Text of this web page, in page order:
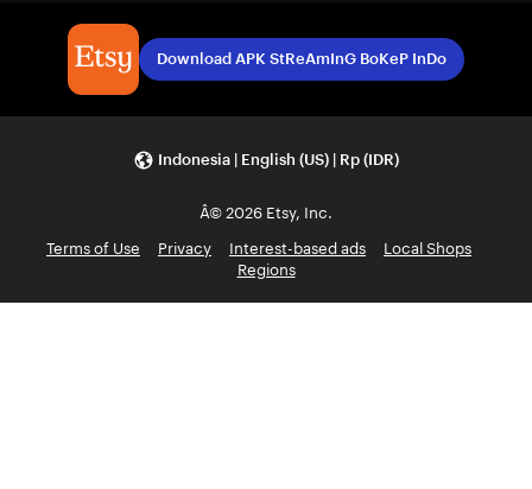
Download APK StReAmInG BoKeP InDo
Indonesia | English (US) | Rp (IDR)
Â© 2026 Etsy, Inc.
Terms of Use
Privacy Interest-based ads
Local Shops
Regions